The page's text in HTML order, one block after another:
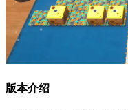
版本介绍